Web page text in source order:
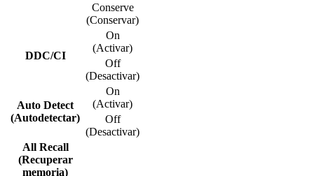
Conserve
(Conservar)
DDC/CI
On
(Activar)
Off
(Desactivar)
Auto Detect
(Autodetectar)
On
(Activar)
Off
(Desactivar)
All Recall
(Recuperar
memoria)